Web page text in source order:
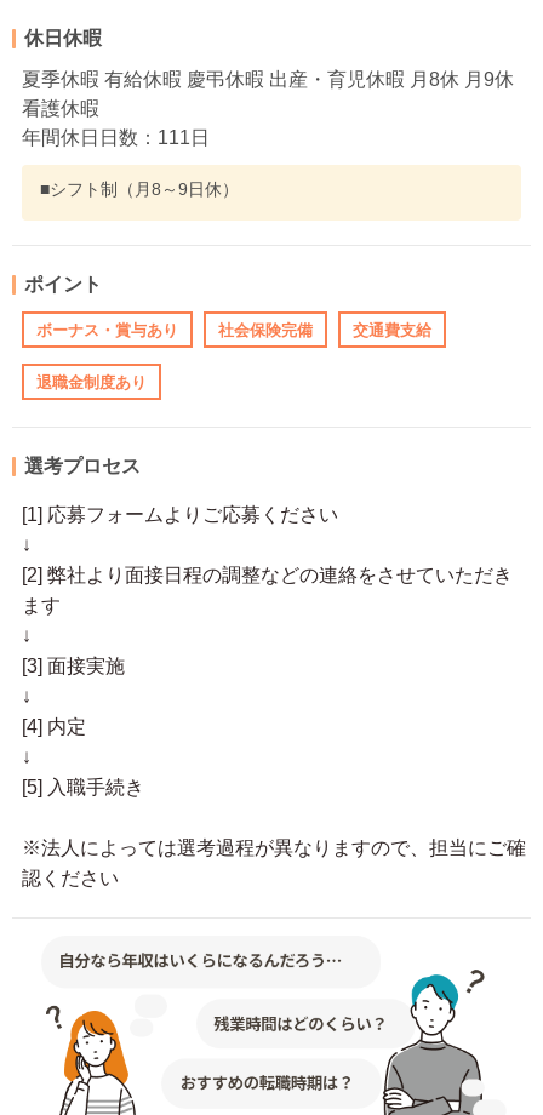
休日休暇
夏季休暇 有給休暇 慶弔休暇 出産・育児休暇 月8休 月9休
看護休暇
年間休日日数：111日
■シフト制（月8～9日休）
ポイント
ボーナス・賞与あり 社会保険完備 交通費支給
退職金制度あり
選考プロセス
[1] 応募フォームよりご応募ください
↓
[2] 弊社より面接日程の調整などの連絡をさせていただき
ます
↓
[3] 面接実施
↓
[4] 内定
↓
[5] 入職手続き
※法人によっては選考過程が異なりますので、担当にご確
認ください